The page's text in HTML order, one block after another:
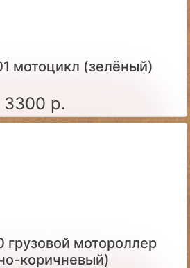
мотоцикл (зелёный)
3300 р.
грузовой мотороллер
коричневый)